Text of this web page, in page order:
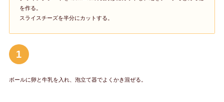
を作る。
スライスチーズを半分にカットする。
1
ボールに卵と牛乳を入れ、泡立て器でよくかき混ぜる。